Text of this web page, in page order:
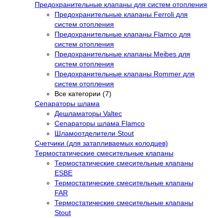
Предохранительные клапаны для систем отопления
Предохранительные клапаны Ferroli для
систем отопления
Предохранительные клапаны Flamco для
систем отопления
Предохранительные клапаны Meibes для
систем отопления
Предохранительные клапаны Rommer для
систем отопления
Все категории (7)
Сепараторы шлама
Дешламаторы Valtec
Сепараторы шлама Flamco
Шламоотделители Stout
Счетчики (для затапливаемых колодцев)
Термостатические смесительные клапаны
Термостатические смесительные клапаны
ESBE
Термостатические смесительные клапаны
FAR
Термостатические смесительные клапаны
Stout